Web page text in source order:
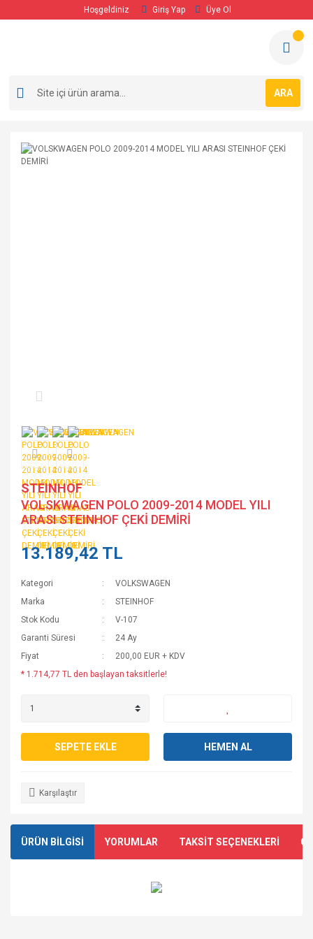
Hoşgeldiniz Giriş Yap Üye Ol
ARA
STEINHOF
VOLSKWAGEN POLO 2009-2014 MODEL YILI
ARASI STEINHOF ÇEKİ DEMİRİ
13.189,42 TL
Kategori
VOLKSWAGEN
Marka
STEINHOF
Stok Kodu
V-107
Garanti Süresi
24 Ay
Fiyat
200,00 EUR + KDV
* 1.714,77 TL den başlayan taksitlerle!
SEPETE EKLE HEMEN AL
Karşılaştır
ÜRÜN BİLGİSİ YORUMLAR TAKSİT SEÇENEKLERİ